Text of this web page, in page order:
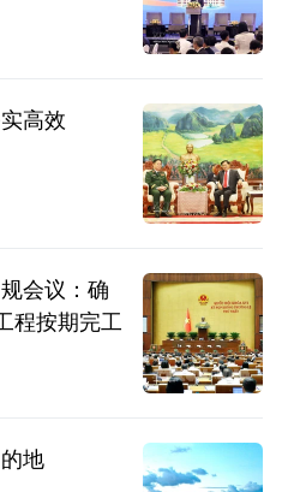
高效
会议：确
程按期完工
地